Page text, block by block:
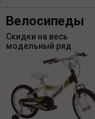
Велосипеды
Скидки на весь
модельный ряд